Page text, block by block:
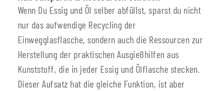
Wenn Du Essig und Öl selber abfüllst, sparst du nicht
nur das aufwendige Recycling der
Einwegglasflasche, sondern auch die Ressourcen zur
Herstellung der praktischen Ausgießhilfen aus
Kunststoff, die in jeder Essig und Ölflasche stecken.
Dieser Aufsatz hat die gleiche Funktion, ist aber